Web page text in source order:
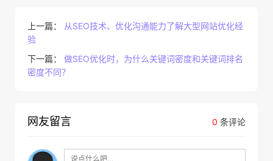
上一篇：
从SEO技术、优化沟通能力了解大型网站优化经
验
下一篇： 做SEO优化时，为什么关键词密度和关键词排名
密度不同？
0 条评论
网友留言